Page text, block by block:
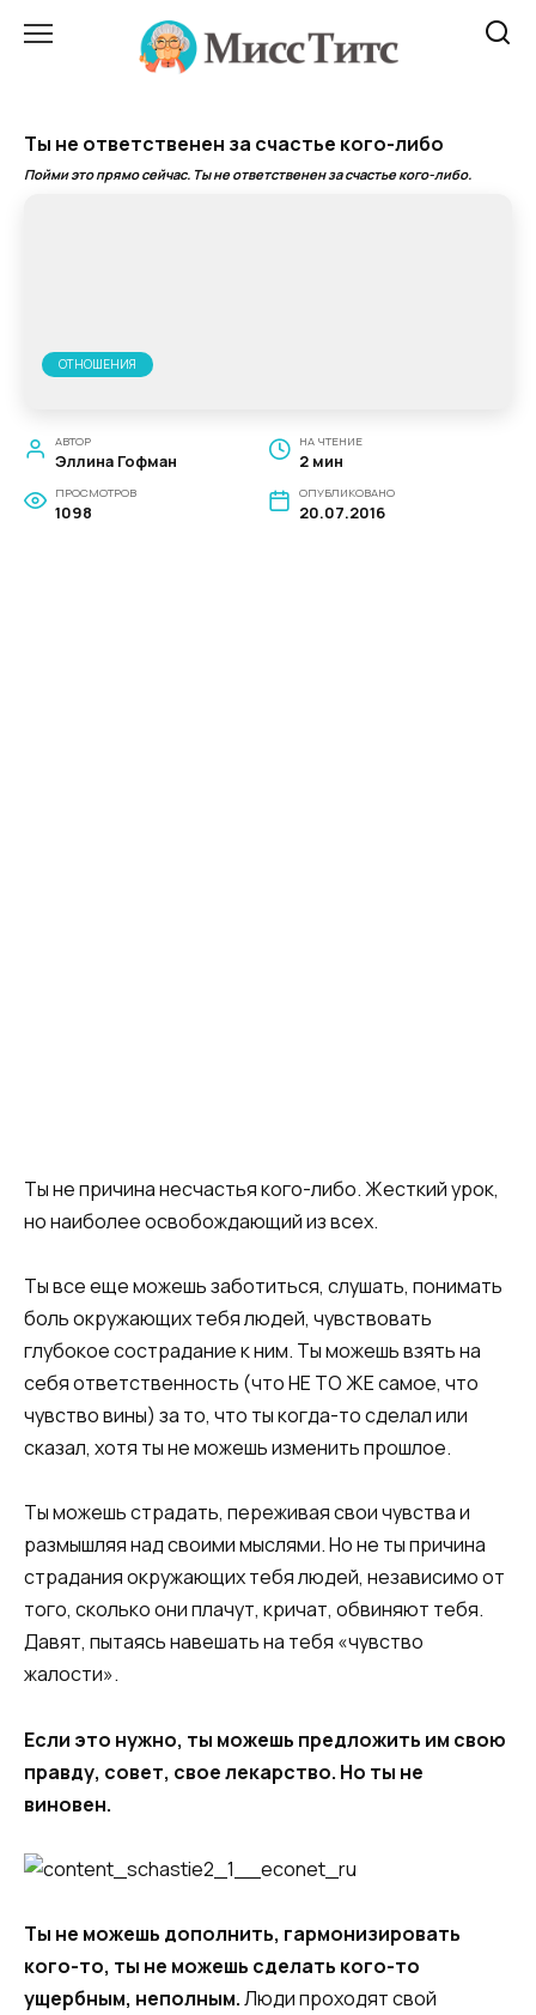
Ты не ответственен за счастье кого-либо
Пойми это прямо сейчас. Ты не ответственен за счастье кого-либо.
ОТНОШЕНИЯ
АВТОР
Эллина Гофман
НА ЧТЕНИЕ
2 мин
ПРОСМОТРОВ
1098
ОПУБЛИКОВАНО
20.07.2016
Ты не причина несчастья кого-либо. Жесткий урок,
но наиболее освобождающий из всех.
Ты все еще можешь заботиться, слушать, понимать
боль окружающих тебя людей, чувствовать
глубокое сострадание к ним. Ты можешь взять на
себя ответственность (что НЕ ТО ЖЕ самое, что
чувство вины) за то, что ты когда-то сделал или
сказал, хотя ты не можешь изменить прошлое.
Ты можешь страдать, переживая свои чувства и
размышляя над своими мыслями. Но не ты причина
страдания окружающих тебя людей, независимо от
того, сколько они плачут, кричат, обвиняют тебя.
Давят, пытаясь навешать на тебя «чувство
жалости».
Если это нужно, ты можешь предложить им свою
правду, совет, свое лекарство. Но ты не
виновен.
Ты не можешь дополнить, гармонизировать
кого-то, ты не можешь сделать кого-то
ущербным, неполным.Люди проходят свой